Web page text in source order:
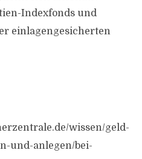
Indexfonds und
einlagengesicherten
wissen/geld-
und-anlegen/bei-